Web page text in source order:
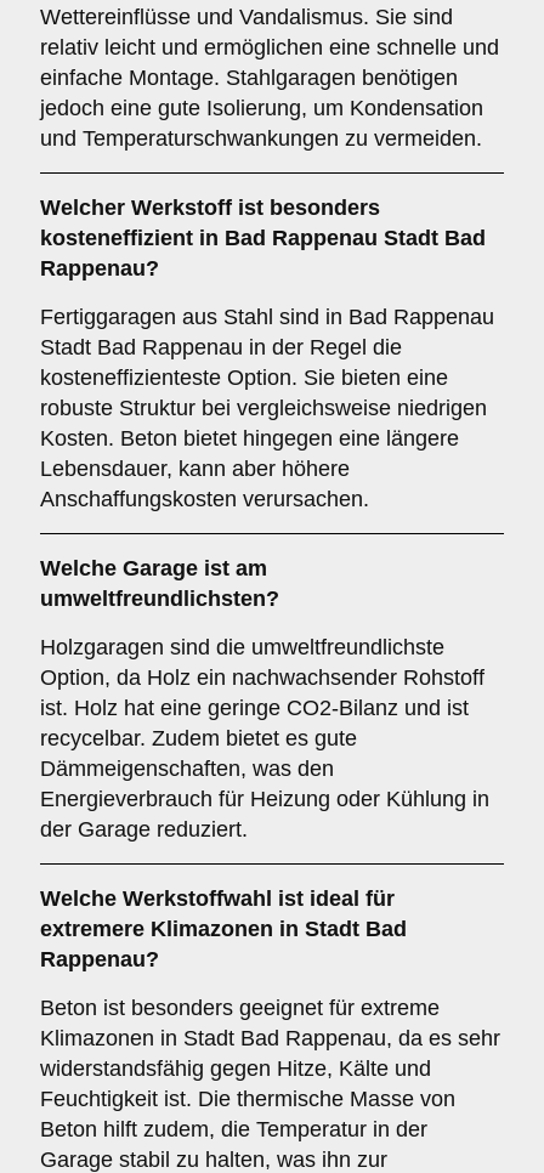
Wettereinflüsse und Vandalismus. Sie sind
relativ leicht und ermöglichen eine schnelle und
einfache Montage. Stahlgaragen benötigen
jedoch eine gute Isolierung, um Kondensation
und Temperaturschwankungen zu vermeiden.
Welcher Werkstoff ist besonders
kosteneffizient in Bad Rappenau Stadt Bad
Rappenau?
Fertiggaragen aus Stahl sind in Bad Rappenau
Stadt Bad Rappenau in der Regel die
kosteneffizienteste Option. Sie bieten eine
robuste Struktur bei vergleichsweise niedrigen
Kosten. Beton bietet hingegen eine längere
Lebensdauer, kann aber höhere
Anschaffungskosten verursachen.
Welche Garage ist am
umweltfreundlichsten?
Holzgaragen sind die umweltfreundlichste
Option, da Holz ein nachwachsender Rohstoff
ist. Holz hat eine geringe CO2-Bilanz und ist
recycelbar. Zudem bietet es gute
Dämmeigenschaften, was den
Energieverbrauch für Heizung oder Kühlung in
der Garage reduziert.
Welche Werkstoffwahl ist ideal für
extremere Klimazonen in Stadt Bad
Rappenau?
Beton ist besonders geeignet für extreme
Klimazonen in Stadt Bad Rappenau, da es sehr
widerstandsfähig gegen Hitze, Kälte und
Feuchtigkeit ist. Die thermische Masse von
Beton hilft zudem, die Temperatur in der
Garage stabil zu halten, was ihn zur